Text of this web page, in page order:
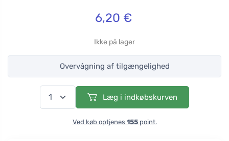
6,20 €
Ikke på lager
Overvågning af tilgængelighed
Læg i indkøbskurven
Ved køb optjenes 155point.